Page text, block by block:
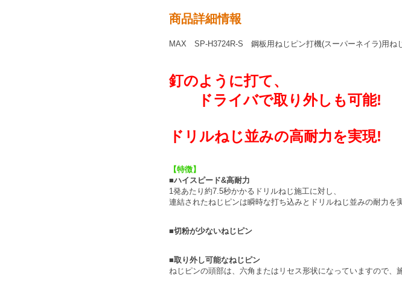
商品詳細情報
MAX SP-H3724R-S 鋼板用ねじピン打機(スーパーネイラ)用ね
釘のように打て、
ドライバで取り外しも可能!
ドリルねじ並みの高耐力を実現!
【特徴】
■ハイスピード&高耐力
1発あたり約7.5秒かかるドリルねじ施工に対し、
連結されたねじピンは瞬時な打ち込みとドリルねじ並みの耐力を
■切粉が少ないねじピン
■取り外し可能なねじピン
ねじピンの頭部は、六角またはリセス形状になっていますので、